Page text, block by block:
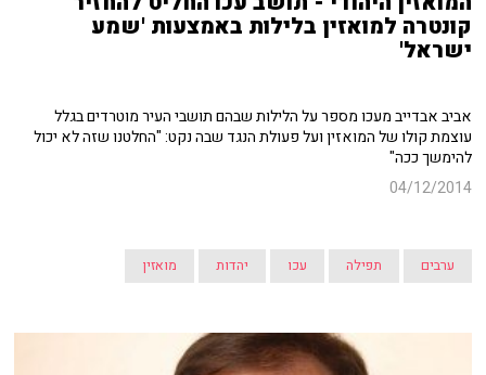
קונטרה למואזין בלילות באמצעות 'שמע
ישראל'
אביב אבדייב מעכו מספר על הלילות שבהם תושבי העיר מוטרדים בגלל
עוצמת קולו של המואזין ועל פעולת הנגד שבה נקט: "החלטנו שזה לא יכול
להימשך ככה"
04/12/2014
ערבים תפילה עכו יהדות מואזין